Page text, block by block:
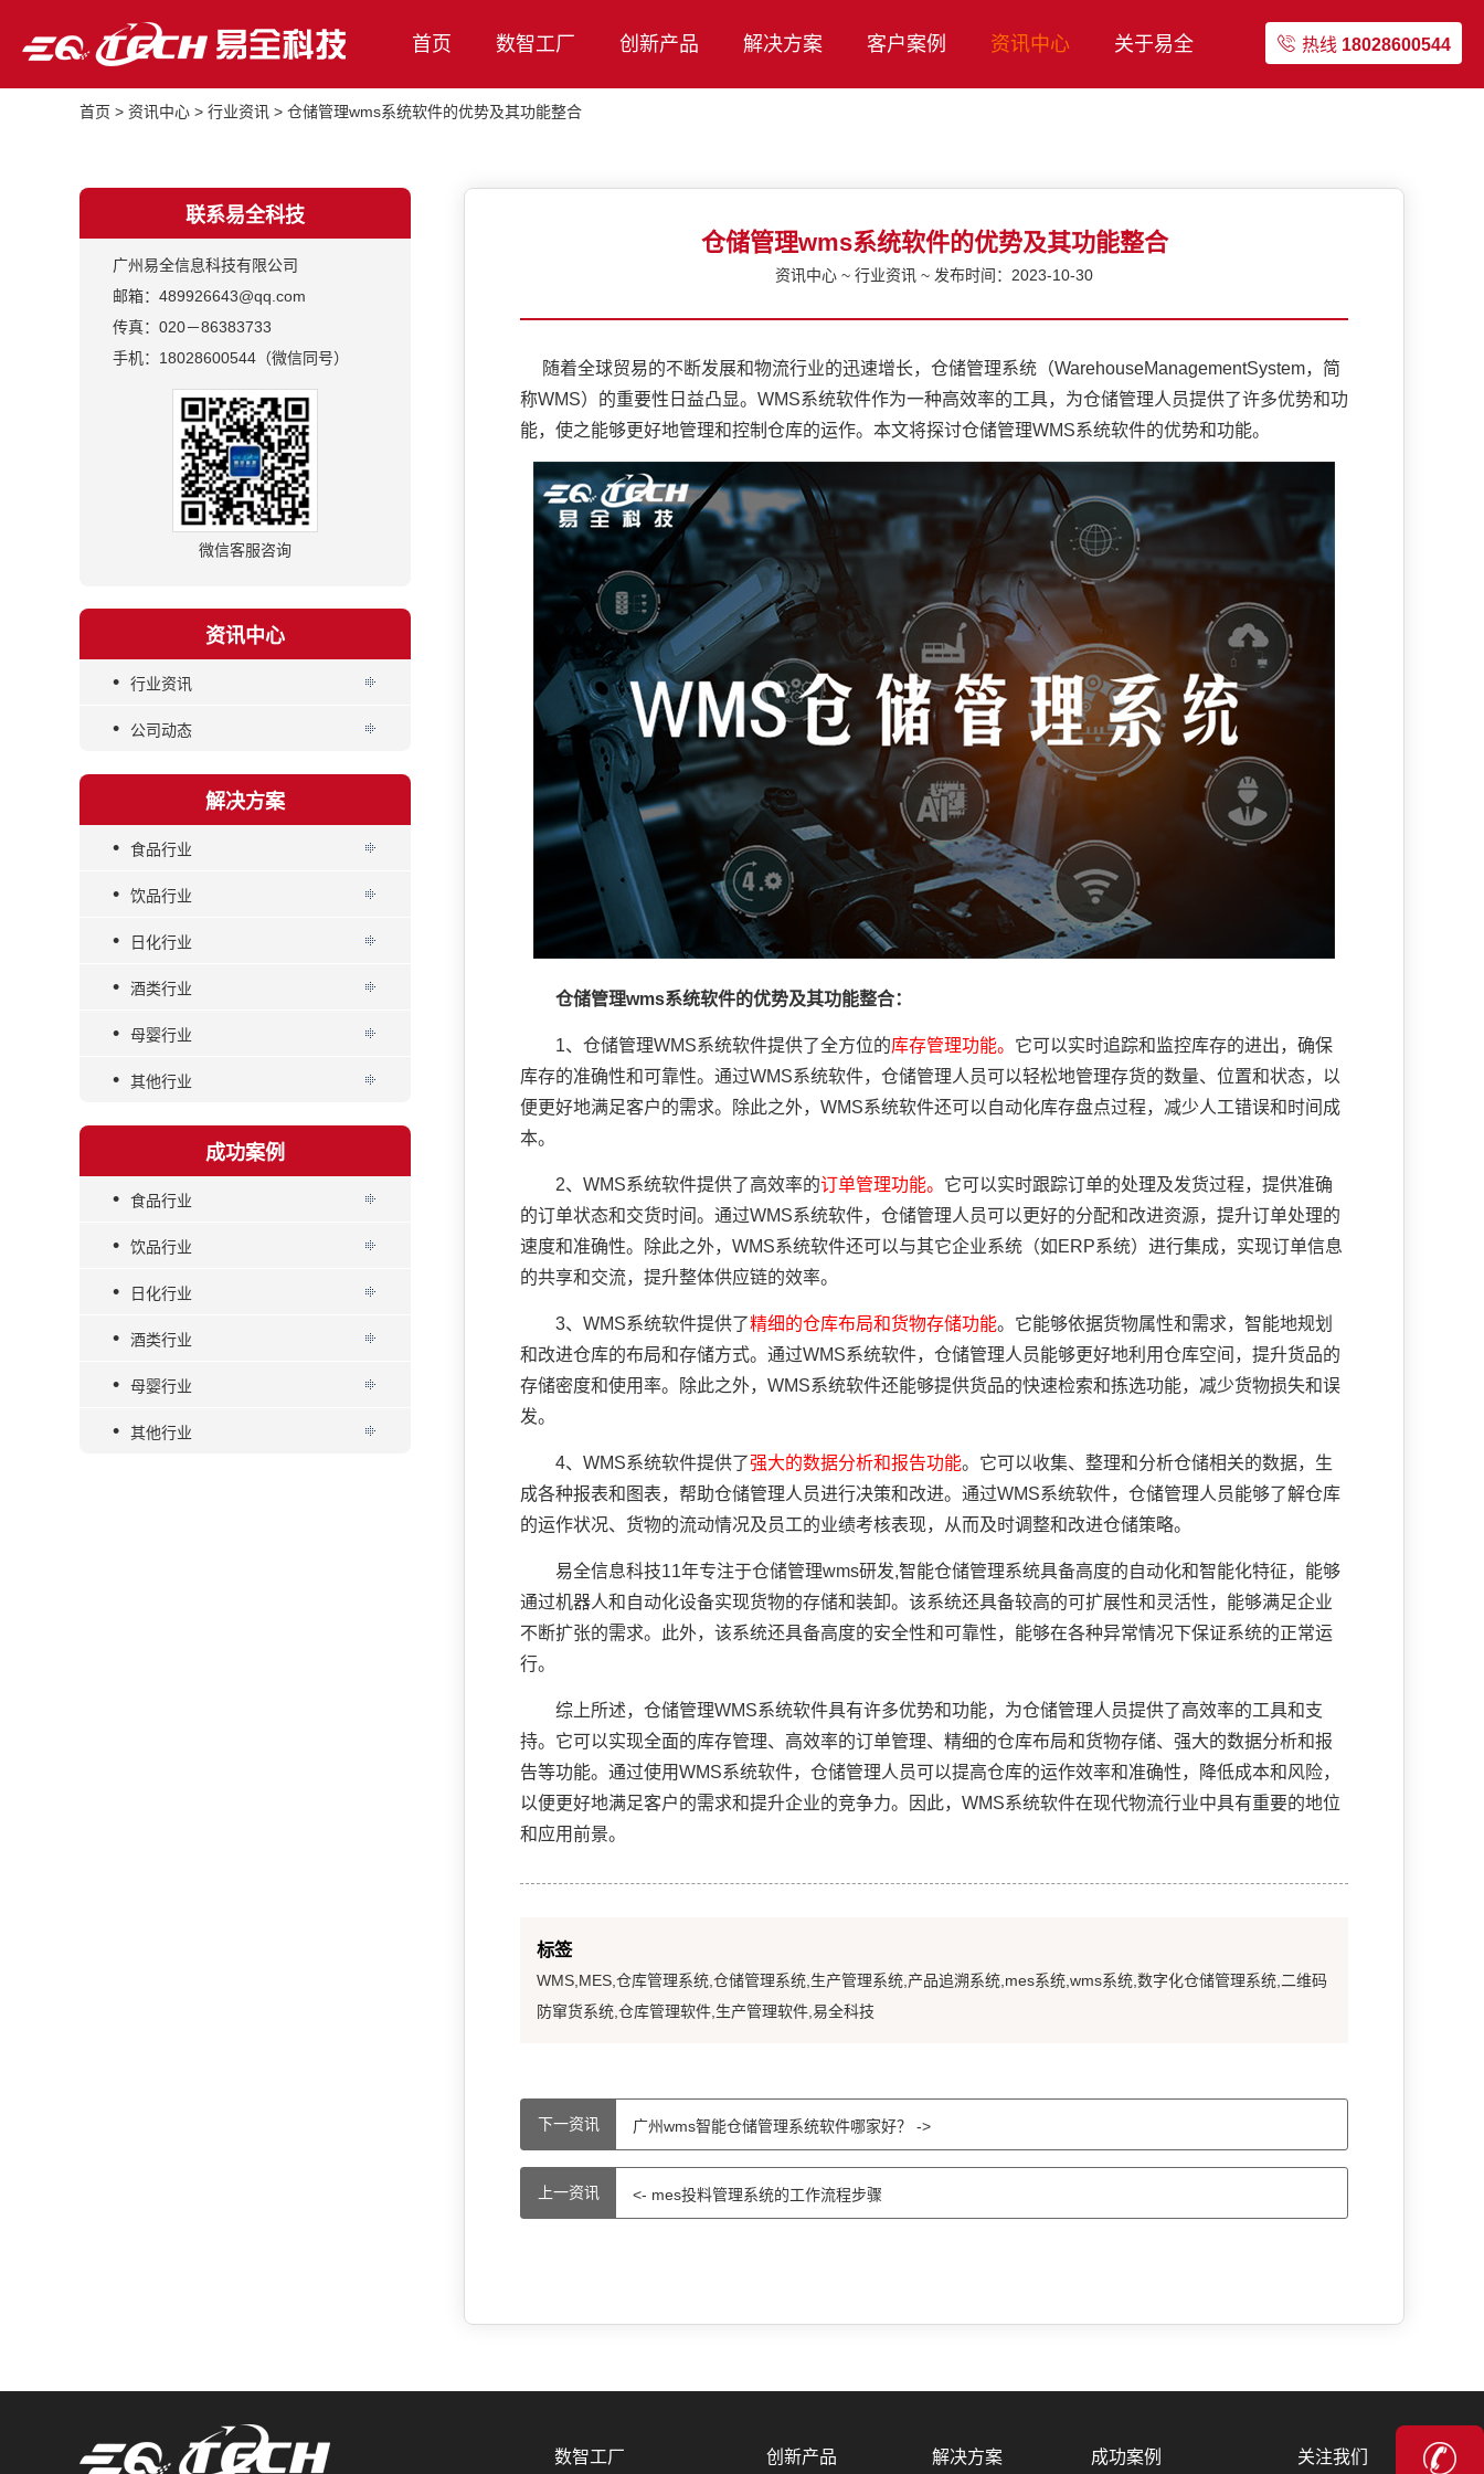
热线 18028600544
首页 数智工厂 创新产品 解决方案 客户案例 资讯中心 关于易全
首页 > 资讯中心 > 行业资讯 > 仓储管理wms系统软件的优势及其功能整合
联系易全科技
广州易全信息科技有限公司
邮箱：489926643@qq.com
传真：020－86383733
手机：18028600544（微信同号）
微信客服咨询
资讯中心
• 行业资讯
• 公司动态
解决方案
• 食品行业
• 饮品行业
• 日化行业
• 酒类行业
• 母婴行业
• 其他行业
成功案例
• 食品行业
• 饮品行业
• 日化行业
• 酒类行业
• 母婴行业
• 其他行业
仓储管理wms系统软件的优势及其功能整合
资讯中心 ~ 行业资讯 ~ 发布时间：2023-10-30
随着全球贸易的不断发展和物流行业的迅速增长，仓储管理系统（WarehouseManagementSystem，简
称WMS）的重要性日益凸显。WMS系统软件作为一种高效率的工具，为仓储管理人员提供了许多优势和功
能，使之能够更好地管理和控制仓库的运作。本文将探讨仓储管理WMS系统软件的优势和功能。
仓储管理wms系统软件的优势及其功能整合：
1、仓储管理WMS系统软件提供了全方位的库存管理功能。 它可以实时追踪和监控库存的进出，确保
库存的准确性和可靠性。通过WMS系统软件，仓储管理人员可以轻松地管理存货的数量、位置和状态，以
便更好地满足客户的需求。除此之外，WMS系统软件还可以自动化库存盘点过程，减少人工错误和时间成
本。
2、WMS系统软件提供了高效率的订单管理功能。 它可以实时跟踪订单的处理及发货过程，提供准确
的订单状态和交货时间。通过WMS系统软件，仓储管理人员可以更好的分配和改进资源，提升订单处理的
速度和准确性。除此之外，WMS系统软件还可以与其它企业系统（如ERP系统）进行集成，实现订单信息
的共享和交流，提升整体供应链的效率。
3、WMS系统软件提供了精细的仓库布局和货物存储功能。它能够依据货物属性和需求，智能地规划
和改进仓库的布局和存储方式。通过WMS系统软件，仓储管理人员能够更好地利用仓库空间，提升货品的
存储密度和使用率。除此之外，WMS系统软件还能够提供货品的快速检索和拣选功能，减少货物损失和误
发。
4、WMS系统软件提供了强大的数据分析和报告功能。它可以收集、整理和分析仓储相关的数据，生
成各种报表和图表，帮助仓储管理人员进行决策和改进。通过WMS系统软件，仓储管理人员能够了解仓库
的运作状况、货物的流动情况及员工的业绩考核表现，从而及时调整和改进仓储策略。
易全信息科技11年专注于仓储管理wms研发,智能仓储管理系统具备高度的自动化和智能化特征，能够
通过机器人和自动化设备实现货物的存储和装卸。该系统还具备较高的可扩展性和灵活性，能够满足企业
不断扩张的需求。此外，该系统还具备高度的安全性和可靠性，能够在各种异常情况下保证系统的正常运
行。
综上所述，仓储管理WMS系统软件具有许多优势和功能，为仓储管理人员提供了高效率的工具和支
持。它可以实现全面的库存管理、高效率的订单管理、精细的仓库布局和货物存储、强大的数据分析和报
告等功能。通过使用WMS系统软件，仓储管理人员可以提高仓库的运作效率和准确性，降低成本和风险，
以便更好地满足客户的需求和提升企业的竞争力。因此，WMS系统软件在现代物流行业中具有重要的地位
和应用前景。
标签
WMS,MES,仓库管理系统,仓储管理系统,生产管理系统,产品追溯系统,mes系统,wms系统,数字化仓储管理系统,二维码
防窜货系统,仓库管理软件,生产管理软件,易全科技
下一资讯 广州wms智能仓储管理系统软件哪家好？ ->
上一资讯 <- mes投料管理系统的工作流程步骤
数智工厂 创新产品 解决方案 成功案例 关注我们